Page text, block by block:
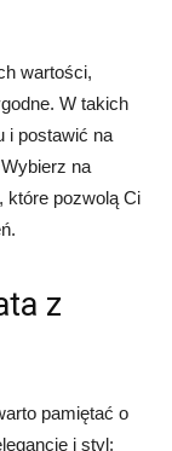
wartości,
W takich
i postawić na
na
które pozwolą Ci
z
pamiętać o
i styl: